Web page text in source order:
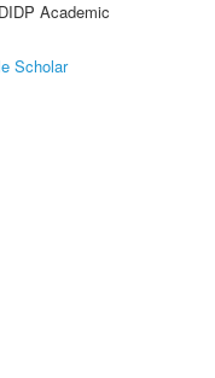
Academic
Scholar